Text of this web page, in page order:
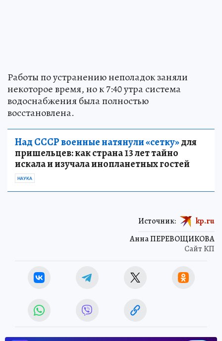
Работы по устранению неполадок заняли
некоторое время, но к 7:40 утра система
водоснабжения была полностью
восстановлена.
Над СССР военные натянули «сетку»для
пришельцев: как страна 13 лет тайно
искала и изучала инопланетных гостей
НАУКА
Анна ПЕРЕВОЩИКОВА
Сайт КП
Источник: kp.ru